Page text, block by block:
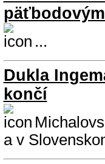
...
Dukla
končí
a v